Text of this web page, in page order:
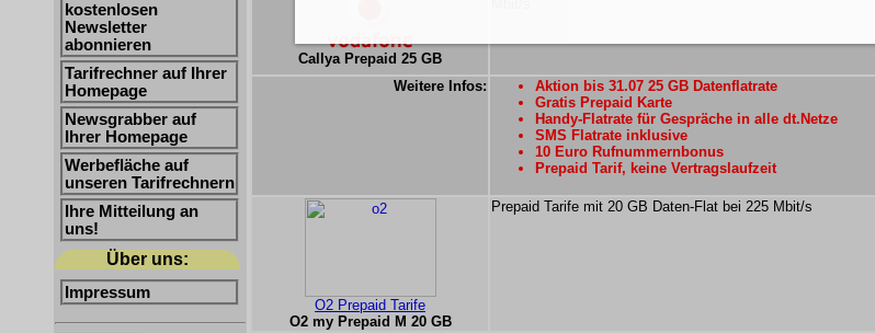
kostenlosen
Newsletter
abonnieren
Tarifrechner auf Ihrer
Homepage
Newsgrabber auf
Ihrer Homepage
Werbefläche auf
unseren Tarifrechnern
Ihre Mitteilung an
uns!
Über uns:
Impressum
Callya Prepaid 25 GB
Weitere Infos:
Aktion bis 31.07 25 GB Datenflatrate
Gratis Prepaid Karte
Handy-Flatrate für Gespräche in alle dt.Netze
SMS Flatrate inklusive
10 Euro Rufnummernbonus
Prepaid Tarif, keine Vertragslaufzeit
O2 Prepaid Tarife
O2 my Prepaid M 20 GB
Prepaid Tarife mit 20 GB Daten-Flat bei 225 Mbit/s